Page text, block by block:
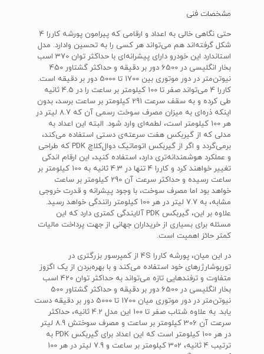
مشخصات فنی
حتی نگاهی خالی به اعداد و ارقامی که پیرامون پورشه کاررا 4
شکل گرفته‌اند هم می‌تواند هر کسی را به تحسین وادارد. مدل
استاندارد این خودرو دارای پیشرانه‌ای با حداکثر توان 370 اسب
بخار انگلیسی در 6500 دور بر دقیقه و حداکثر گشتاور 450
نیوتن‌متر در دور موتوری بین 1700 تا 5000 دور بر دقیقه است.
کاررا 4 می‌تواند صفر تا 100 کیلومتر بر ساعت را در 4.5 ثانیه
طی کرده و به سقف سرعت 291 کیلومتر بر ساعت برسد، بدون
اینکه ذره‌ای به میزان مصرف سوخت رسمی آن که 8.7 لیتر در
هر 100 کیلومتر است، لطمه‌ای وارد شود. البته این اعداد به
مدلی که از گیربکس هفت سرعته‌ی دستی استفاده می‌کند،
برمی‌گردد و اگر از گیربکس اتوماتیک دوال‌کلاچ PDK که طراحی
و عملکرد هوشمندانه‌تری دارد، استفاده کنید، این ارقام اندکی
تغییر خواهند کرد و کاررا 4 تنها در 4.3 ثانیه به 100 کیلومتر بر
ساعت رسیده و حداکثر سرعت آن 290 کیلومتر بر ساعت
خواهد بود اما مصرف سوخت، با وجود پیشرانه و قدرت خروجی
مشابه، به 7.7 لیتر در هر 100 کیلومتر رانندگی خواهد رسید.
علاوه بر این، گیربکس PDK آلایندگی کمتری دارد که این
مسئله برای بسیاری از خریداران جهانی از جهت پرداخت مالیات
کمتر حائز اهمیت است.
در این میان، پورشه کاررا 4S از کمپرسور بزرگتری در
توربوشارژرهای خود استفاده می‌کند و با بهره‌بردن از یک اگزوز
متفاوت و ترفندهایی تازه می‌تواند به حداکثر توان 420 اسب
بخار انگلیسی در 6500 دور بر دقیقه و حداکثر گشتاور 500
نیوتن‌متر در دور موتوری میان 1700 تا 5000 دور بر دقیقه دست
یابد. به علاوه شتاب صفر تا 100 این مدل 4.2 ثانیه، حداکثر
سرعت آن 306 کیلومتر بر ساعت و مصرف سوختش 8.9 لیتر
در هر 100 کیلومتر است که این اعداد برای گیربکس PDK به
ترتیب 4 ثانیه، 302 کیلومتر بر ساعت و 7.9 لیتر در هر 100